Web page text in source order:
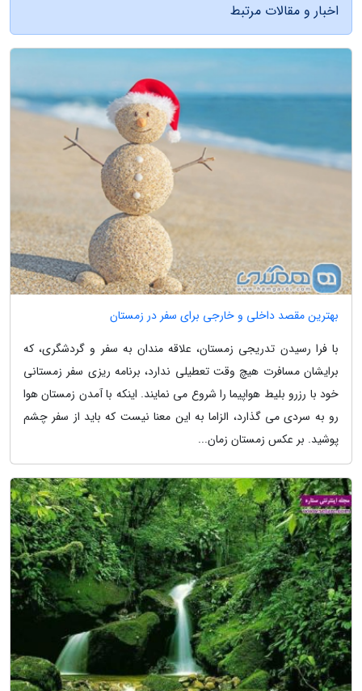
اخبار و مقالات مرتبط
بهترین مقصد داخلی و خارجی برای سفر در زمستان
با فرا رسیدن تدریجی زمستان، علاقه مندان به سفر و گردشگری، که
برایشان مسافرت هیچ وقت تعطیلی ندارد، برنامه ریزی سفر زمستانی
خود با رزرو بلیط هواپیما را شروع می نمایند. اینکه با آمدن زمستان هوا
رو به سردی می گذارد، الزاما به این معنا نیست که باید از سفر چشم
پوشید. بر عکس زمستان زمان...